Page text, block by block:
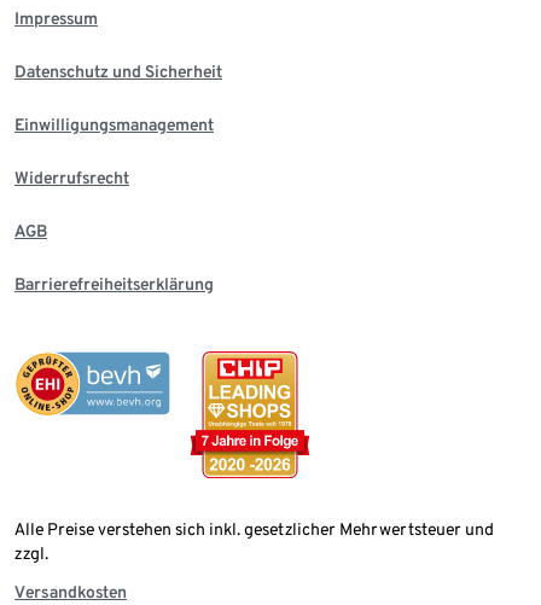
Impressum
Datenschutz und Sicherheit
Einwilligungsmanagement
Widerrufsrecht
AGB
Barrierefreiheitserklärung
Alle Preise verstehen sich inkl. gesetzlicher Mehrwertsteuer und
zzgl.
Versandkosten